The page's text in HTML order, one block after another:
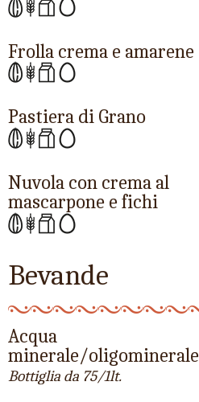
Frolla crema e amarene
Pastiera di Grano
Nuvola con crema al
mascarpone e fichi
Bevande
Acqua
minerale/oligominerale
Bottiglia da 75/1lt.